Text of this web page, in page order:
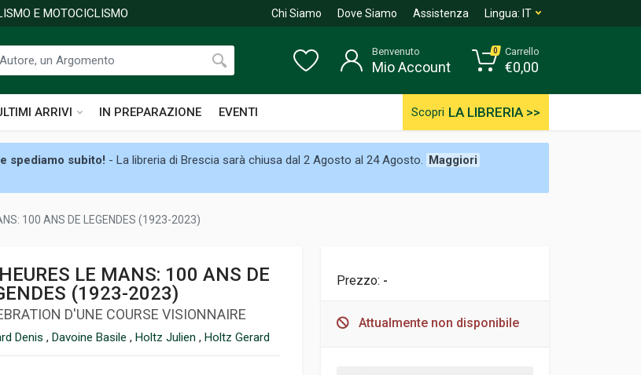
E MOTOCICLISMO Chi Siamo Dove Siamo Assistenza Lingua: IT
ARRIVI IN PREPARAZIONE EVENTI Scopri LA LIBRERIA >>
Benvenuto
Mio Account
0 Carrello
€0,00
spediamo subito! - La libreria di Brescia sarà chiusa dal 2 Agosto al 24 Agosto. Maggiori
100 ANS DE LEGENDES (1923-2023)
LE MANS: 100 ANS DE
(1923-2023)
D'UNE COURSE VISIONNAIRE
Denis , Davoine Basile , Holtz Julien , Holtz Gerard
Prezzo: -
Attualmente non disponibile